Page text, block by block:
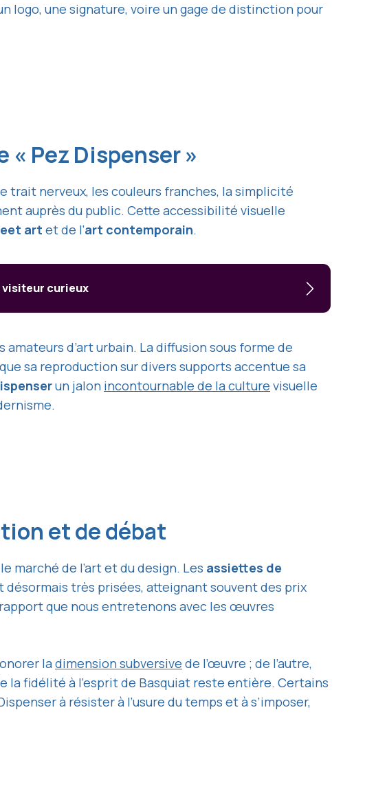
logo, une signature, voire un gage de distinction pour
Pez Dispenser »
trait nerveux, les couleurs franches, la simplicité
auprès du public. Cette accessibilité visuelle
art et de l’art contemporain.
visiteur curieux
d’art urbain. La diffusion sous forme de
sa reproduction sur divers supports accentue sa
un jalon incontournable de la culture visuelle
et de débat
marché de l’art et du design. Les assiettes de
désormais très prisées, atteignant souvent des prix
que nous entretenons avec les œuvres
ladimension subversive de l’œuvre ; de l’autre,
la fidélité à l’esprit de Basquiat reste entière. Certains
à résister à l’usure du temps et à s’imposer,